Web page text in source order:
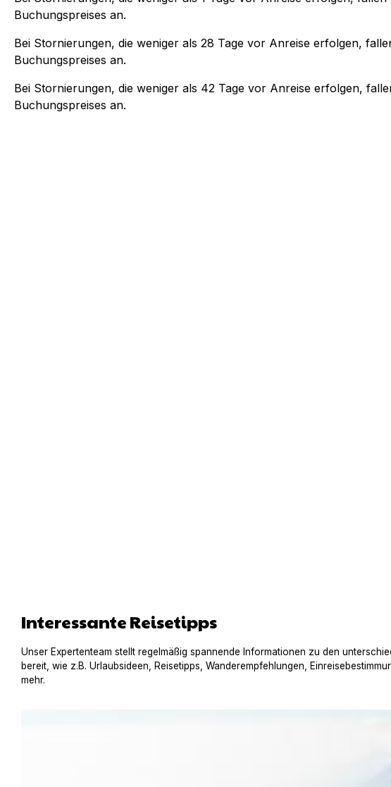
Buchungspreises an.
Bei Stornierungen, die weniger als 28 Tage vor Anreise erfolgen,
Buchungspreises an.
Bei Stornierungen, die weniger als 42 Tage vor Anreise erfolgen,
Buchungspreises an.
Interessante Reisetipps
Unser Expertenteam stellt regelmäßig spannende Informationen zu den
bereit, wie z.B. Urlaubsideen, Reisetipps, Wanderempfehlungen,
mehr.